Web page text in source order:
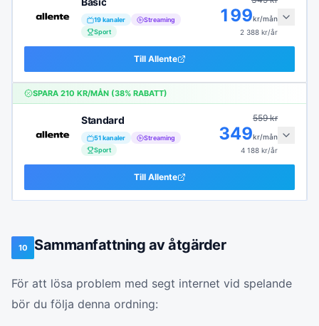
19kanaler
Streaming
Sport
199kr/mån
2 388 kr/år
Till Allente
SPARA 210 KR/MÅN (38% RABATT)
Standard
51kanaler
Streaming
Sport
559kr
349kr/mån
4 188 kr/år
Till Allente
10 Sammanfattning av åtgärder
För att lösa problem med segt internet vid spelande
bör du följa denna ordning: